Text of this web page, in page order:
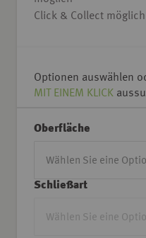
Click & Collect möglich
Optionen auswählen
MIT EINEM KLICK
Oberfläche
Schließart